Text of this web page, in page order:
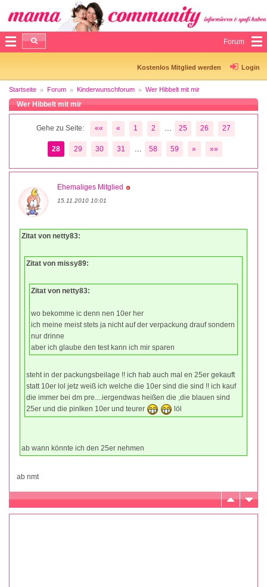
Forum
Kostenlos Mitglied werden Login
Startseite Forum Kinderwunschforum Wer Hibbelt mit mir
Wer Hibbelt mit mir
Gehe zu Seite: «« « 1 2 25 26 27
28 29 30 31 58 59 » »»
Ehemaliges Mitglied
15.11.2010 10:01
Zitat von netty83:
Zitat von missy89:
Zitat von netty83:
wo bekomme ic denn nen 10er her
ich meine meist stets ja nicht auf der verpackung drauf sondern
nur drinne
aber ich glaube den test kann ich mir sparen
steht in der packungsbeilage !! ich hab auch mal en 25er gekauft
statt 10er lol jetz weiß ich welche die 10er sind die sind !! ich kauf
die immer bei dm pre....iergendwas heißen die ,die blauen sind
25er und die pinlken 10er und teurer
löl
ab wann könnte ich den 25er nehmen
ab nmt